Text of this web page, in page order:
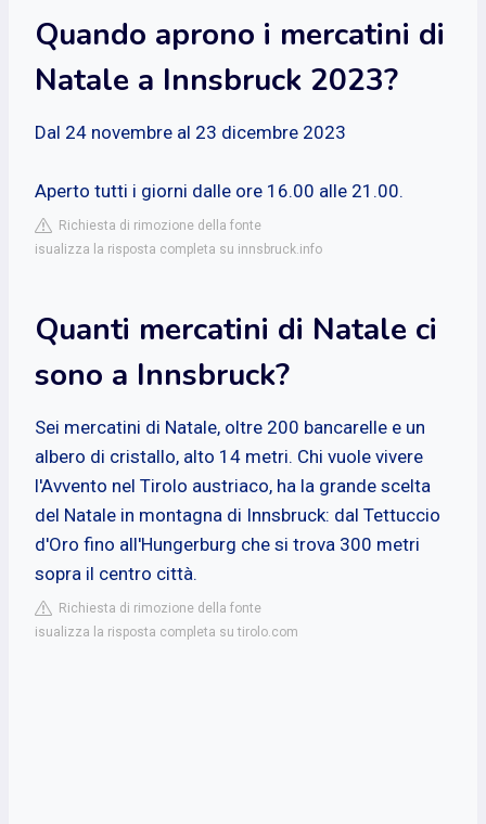
Quando aprono i mercatini di
Natale a Innsbruck 2023?
Dal 24 novembre al 23 dicembre 2023
Aperto tutti i giorni dalle ore 16.00 alle 21.00.
Richiesta di rimozione della fonte
isualizza la risposta completa su innsbruck.info
Quanti mercatini di Natale ci
sono a Innsbruck?
Sei mercatini di Natale, oltre 200 bancarelle e un
albero di cristallo, alto 14 metri. Chi vuole vivere
l'Avvento nel Tirolo austriaco, ha la grande scelta
del Natale in montagna di Innsbruck: dal Tettuccio
d'Oro fino all'Hungerburg che si trova 300 metri
sopra il centro città.
Richiesta di rimozione della fonte
isualizza la risposta completa su tirolo.com